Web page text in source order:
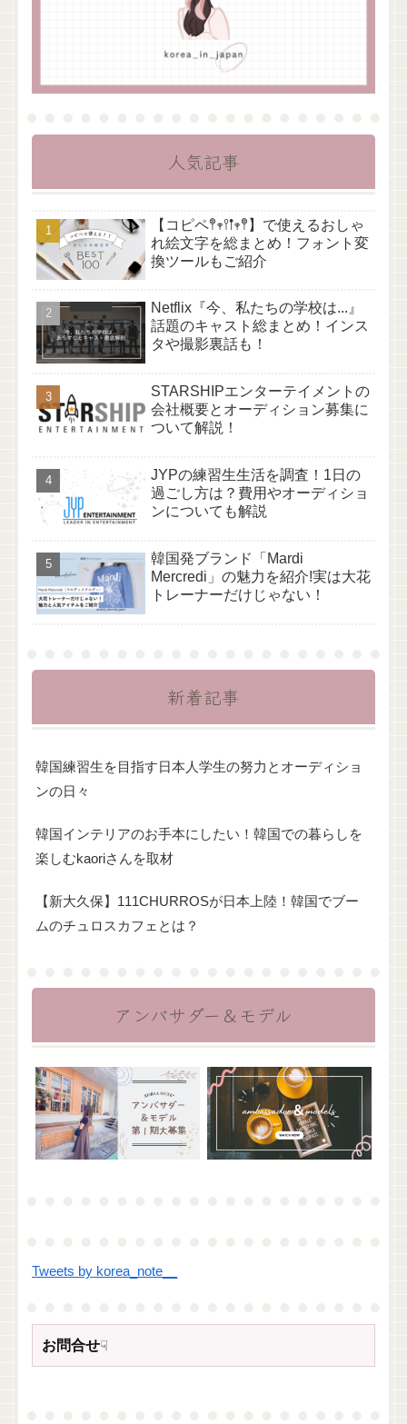
人気記事
【コピペ𖤣𖥧𖥣𖡡𖥧𖤣】で使えるおしゃ
れ絵文字を総まとめ！フォント変
換ツールもご紹介
Netflix『今、私たちの学校は...』
話題のキャスト総まとめ！インス
タや撮影裏話も！
STARSHIPエンターテイメントの
会社概要とオーディション募集に
ついて解説！
JYPの練習生生活を調査！1日の
過ごし方は？費用やオーディショ
ンについても解説
韓国発ブランド「Mardi
Mercredi」の魅力を紹介!実は大花
トレーナーだけじゃない！
新着記事
韓国練習生を目指す日本人学生の努力とオーディショ
ンの日々
韓国インテリアのお手本にしたい！韓国での暮らしを
楽しむkaoriさんを取材
【新大久保】111CHURROSが日本上陸！韓国でブー
ムのチュロスカフェとは？
アンバサダー＆モデル
Tweets by korea_note__
お問合せ☟